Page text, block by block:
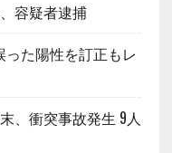
容疑者逮捕
った陽性を訂正もレ
、衝突事故発生 9人